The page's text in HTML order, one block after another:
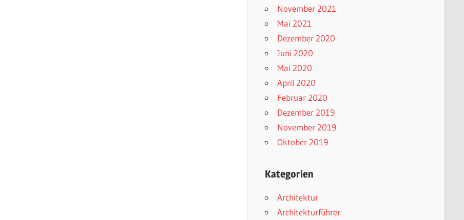
November 2021
Mai 2021
Dezember 2020
Juni 2020
Mai 2020
April 2020
Februar 2020
Dezember 2019
November 2019
Oktober 2019
Kategorien
Architektur
Architekturführer